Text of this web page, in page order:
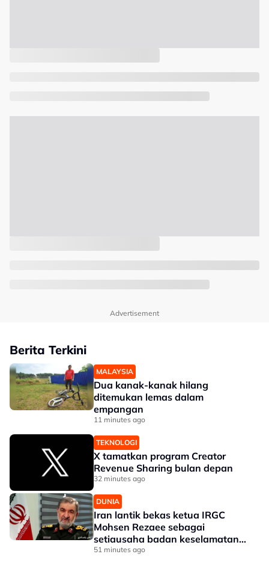
Advertisement
Berita Terkini
MALAYSIA
Dua kanak-kanak hilang
ditemukan lemas dalam
empangan
11 minutes ago
TEKNOLOGI
X tamatkan program Creator
Revenue Sharing bulan depan
32 minutes ago
DUNIA
Iran lantik bekas ketua IRGC
Mohsen Rezaee sebagai
setiausaha badan keselamatan
tertinggi
51 minutes ago